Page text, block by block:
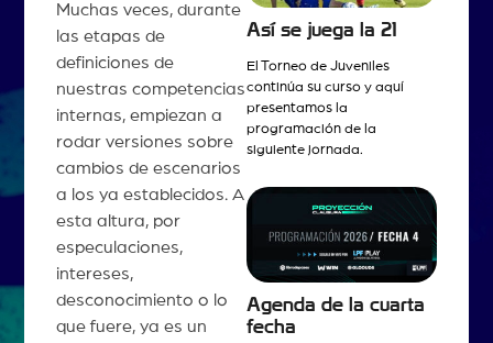
Muchas veces, durante
las etapas de
definiciones de
nuestras competencias
internas, empiezan a
rodar versiones sobre
cambios de escenarios
a los ya establecidos. A
esta altura, por
especulaciones,
intereses,
desconocimiento o lo
que fuere, ya es un
Así se juega la 21
El Torneo de Juveniles
continúa su curso y aquí
presentamos la
programación de la
siguiente jornada.
Agenda de la cuarta
fecha